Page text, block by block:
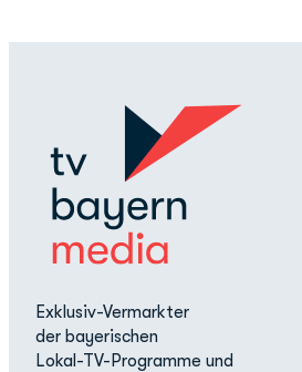
Exklusiv-Vermarkter
der bayerischen
Lokal-TV-Programme und